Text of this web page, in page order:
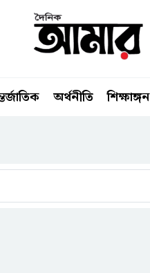
অর্থনীতি শিক্ষাঙ্গন